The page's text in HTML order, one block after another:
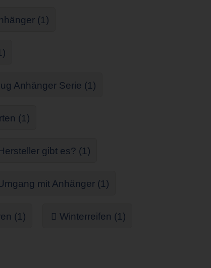
(1)
Anhänger Serie (1)
(1)
gibt es? (1)
mit Anhänger (1)
(1) Winterreifen (1)